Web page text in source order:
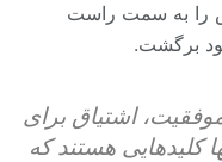
را به سمت راست
برگشت.
اشتیاق برای
کلیدهایی هستند که